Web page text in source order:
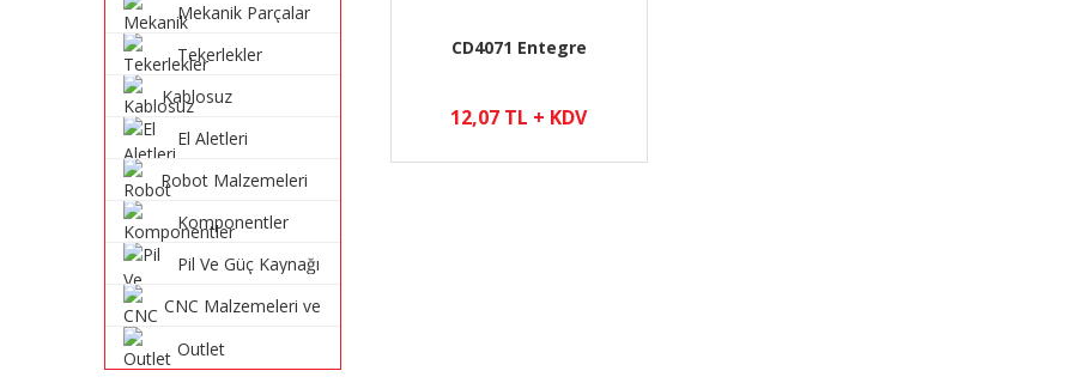
Mekanik Parçalar
Tekerlekler
Kablosuz
Sistemleri
El Aletleri
Robot Malzemeleri
Komponentler
Pil Ve Güç Kaynağı
CNC Malzemeleri ve
Outlet
CD4071 Entegre
12,07 TL + KDV